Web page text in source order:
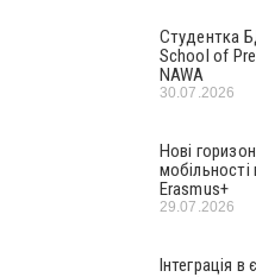
Студентка
School of
NAWA
30.07.2026
Нові
Erasmus+
29.07.2026
Інтеграція в